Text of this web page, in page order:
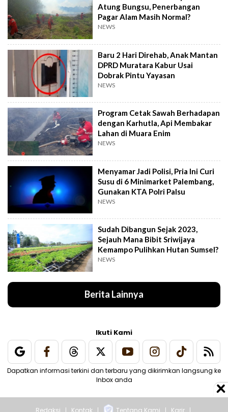
Atung Bungsu, Penerbangan
Pagar Alam Masih Normal?
NEWS
Baru 2 Hari Direhab, Anak Mantan
DPRD Muratara Kabur Usai
Dobrak Pintu Yayasan
NEWS
Program Cetak Sawah Berhadapan
dengan Karhutla, Api Membakar
Lahan di Muara Enim
NEWS
Menyamar Jadi Polisi, Pria Ini Curi
Susu di 6 Minimarket Palembang,
Gunakan KTA Polri Palsu
NEWS
Sudah Dibangun Sejak 2023,
Sejauh Mana Bibit Sriwijaya
Kemampo Pulihkan Hutan Sumsel?
NEWS
Berita Lainnya
Ikuti Kami
Dapatkan informasi terkini dan terbaru yang dikirimkan langsung ke
Inbox anda